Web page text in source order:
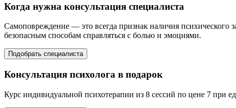
Когда нужна консультация специалиста
Самоповреждение — это всегда признак наличия психического
безопасным способам справляться с болью и эмоциями.
Подобрать специалиста
Консультация психолога в подарок
Курс индивидуальной психотерапии из 8 сессий по цене 7 при